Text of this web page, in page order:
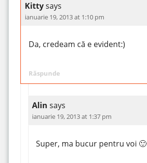
Kittysays
ianuarie 19, 2013 at 1:10 pm
Da, credeam că e evident:)
Răspunde
Alin says
ianuarie 19, 2013 at 1:37 pm
Super, ma bucur pentru voi 🙂